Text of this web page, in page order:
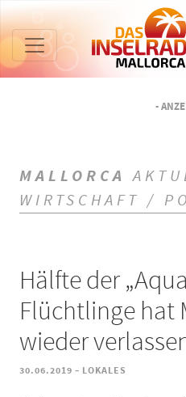
-
MALLORCA
WIRTSCHAFT /
Hälfte der
Flüchtlinge hat
wieder
30.06.2019 - LOKALES